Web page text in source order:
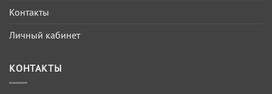
Контакты
Личный кабинет
КОНТАКТЫ